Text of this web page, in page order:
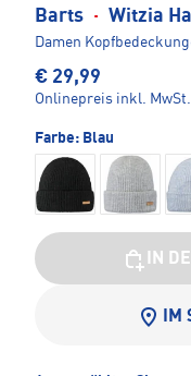
Barts · Witzia
Damen
€ 29,99
Onlinepreis inkl. MwSt.
Farbe: Blau
IN
IM